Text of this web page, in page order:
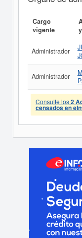
Cargo
vigente
Administrador
Administrador
Consulte los2
censados en